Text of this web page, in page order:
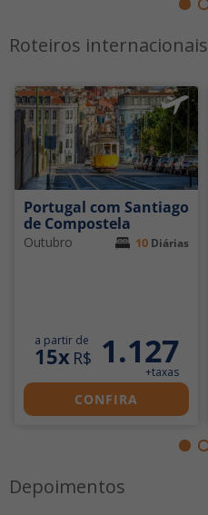
Roteiros internacionais
Portugal com Santiago
de Compostela
Outubro 10 Diárias
a partir de
15x R$ 1.127
+taxas
CONFIRA
Depoimentos